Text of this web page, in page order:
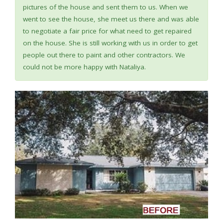
pictures of the house and sent them to us. When we
went to see the house, she meet us there and was able
to negotiate a fair price for what need to get repaired
on the house. She is still working with us in order to get
people out there to paint and other contractors. We
could not be more happy with Nataliya.